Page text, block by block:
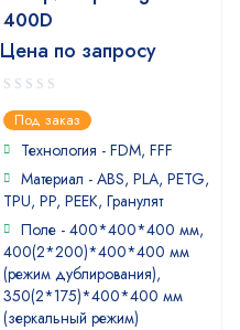
400D
Цена по запросу
0
out
of
Под заказ
Технология - FDM, FFF
Материал - ABS, PLA, PETG,
TPU, PP, PEEK, Гранулят
Поле - 400*400*400 мм,
400(2*200)*400*400 мм
(режим дублирования),
350(2*175)*400*400 мм
(зеркальный режим)